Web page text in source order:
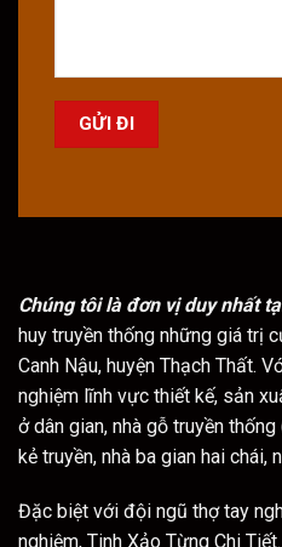
Chúng tôi là đơn vị duy nhất
huy truyền thống những giá trị
Canh Nậu, huyện Thạch Thất.
nghiệm lĩnh vực thiết kế, sản
ở dân gian, nhà gỗ truyền thống
kẻ truyền, nhà ba gian hai chái,
Đặc biệt với đội ngũ thợ tay
nghiệm, Tinh Xảo Từng Chi Tiết..